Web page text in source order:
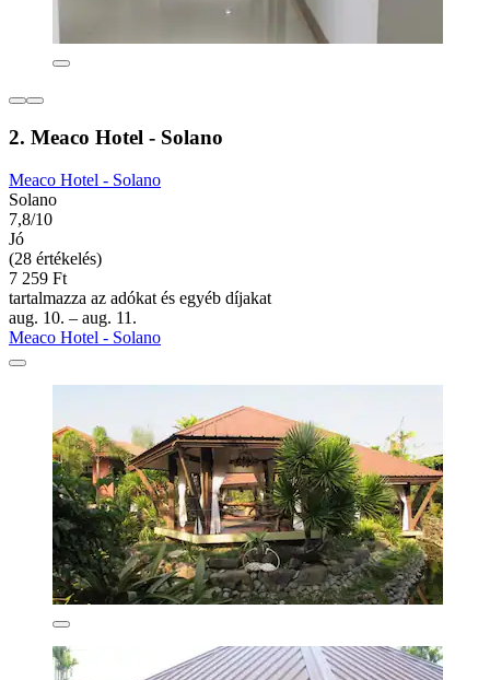
2. Meaco Hotel - Solano
Meaco Hotel - Solano
Solano
7,8/10
Jó
(28 értékelés)
7 259 Ft
tartalmazza az adókat és egyéb díjakat
aug. 10. – aug. 11.
Meaco Hotel - Solano